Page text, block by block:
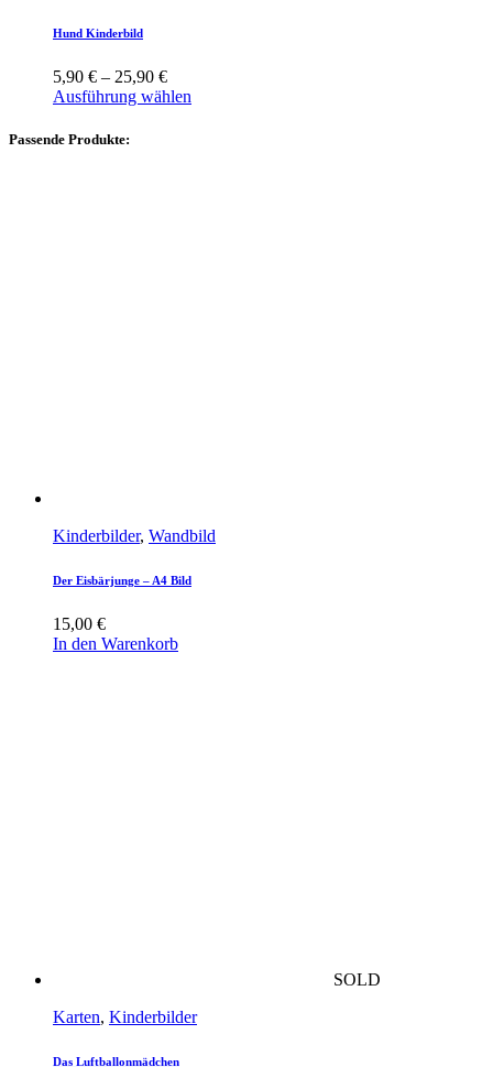
Hund Kinderbild
5,90 € – 25,90 €
Ausführung wählen
Passende Produkte:
Kinderbilder, Wandbild
Der Eisbärjunge – A4 Bild
15,00 €
In den Warenkorb
SOLD
Karten, Kinderbilder
Das Luftballonmädchen